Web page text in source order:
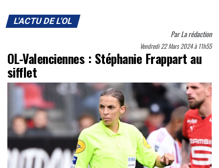
L'ACTU DE L'OL
ParLa rédaction
Vendredi 22 Mars 2024 à 11h55
OL-Valenciennes : Stéphanie Frappart au
sifflet